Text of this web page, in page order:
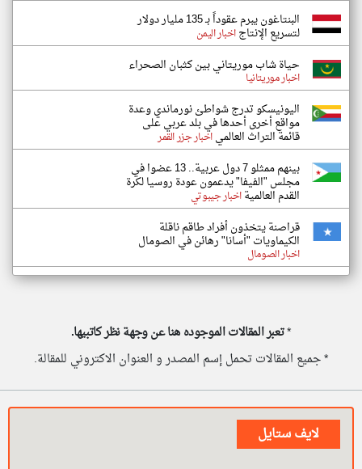
البنتاغون يبرم عقوداً بـ 135 مليار دولار
لتسريع الإنتاجاخبار اليمن
حياة شاب موريتاني بين كثبان الصحراء
اخبار موريتانيا
اليونيسكو تدرج شواطئ نورماندي وعدة
مواقع أخرى أحدها في بلد عربي على
قائمة التراث العالمياخبار جزر القمر
بينهم ممثلو 7 دول عربية.. 13 عضوا في
مجلس "الفيفا" يدعمون عودة روسيا لكرة
القدم العالميةاخبار جيبوتي
قراصنة يتخذون أفراد طاقم ناقلة
الكيماويات "أسانا" رهائن في الصومال
اخبار الصومال
*تعبر المقالات الموجوده هنا عن وجهة نظر كاتبيها.
* جميع المقالات تحمل إسم المصدر و العنوان الاكتروني للمقالة.
لايف ستايل